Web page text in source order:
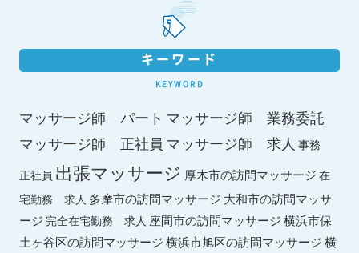
キーワード
KEYWORD
マッサージ師 パート マッサージ師 業務委託
マッサージ師 正社員 マッサージ師 求人 事務
正社員 出張マッサージ 厚木市の訪問マッサージ 在
宅勤務 求人 多摩市の訪問マッサージ 大和市の訪問マッサ
ージ 完全在宅勤務 求人 座間市の訪問マッサージ横浜市保
土ヶ谷区の訪問マッサージ横浜市旭区の訪問マッサージ横